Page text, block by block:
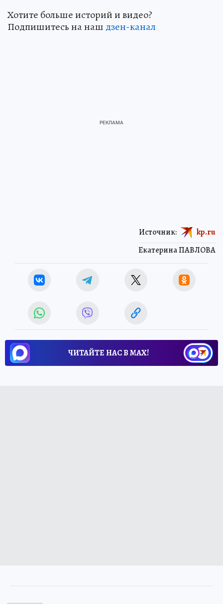
Хотите больше историй и видео?
Подпишитесь на наш дзен-канал
Екатерина ПАВЛОВА
Источник: kp.ru
ЧИТАЙТЕ НАС В МАХ!